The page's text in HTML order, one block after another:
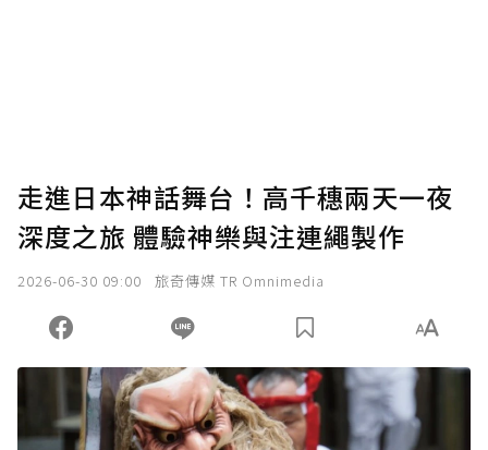
走進日本神話舞台！高千穗兩天一夜
深度之旅 體驗神樂與注連繩製作
2026-06-30 09:00 旅奇傳媒 TR Omnimedia